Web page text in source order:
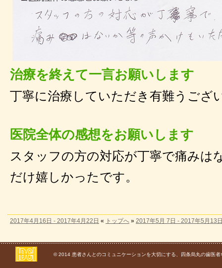
治療を終えて一言お願いします
丁寧に治療していただき有難うござ
医院全体の感想をお願いします
スタッフの方の対応が丁寧で痛みは
だけ嬉しかったです。
2017年4月16日 - 2017年4月22日 « トップへ » 2017年5月 7日 - 2017年5月13
© 2014 患者さんとのコミュニケーションを大切にする、四条烏丸の歯医